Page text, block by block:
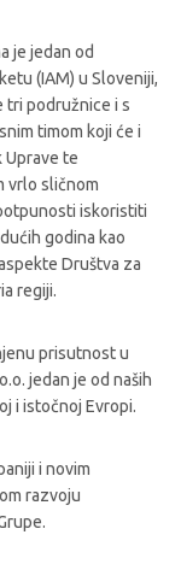
je jedan od
(IAM) u Sloveniji,
tri podružnice i s
timom koji će i
Uprave te
vrlo sličnom
iskoristiti
godina kao
Društva za
regiji.
prisutnost u
jedan je od naših
i istočnoj Evropi.
i novim
razvoju